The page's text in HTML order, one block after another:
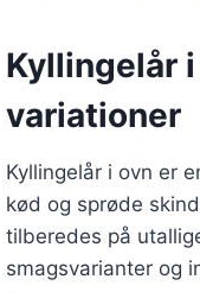
Kyllingelår
variationer
Kyllingelår i ovn er
kød og sprøde
tilberedes på
smagsvarianter og